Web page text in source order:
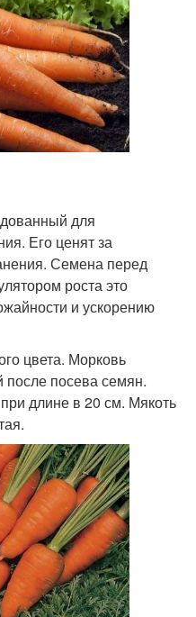
для
Его ценят за
Семена перед
роста это
и ускорению
цвета. Морковь
после посева семян.
длине в 20 см. Мякоть